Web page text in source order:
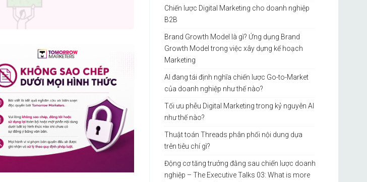
Chiến lược Digital Marketing cho doanh nghiệp
B2B
Brand Growth Model là gì? Ứng dụng Brand
Growth Model trong việc xây dựng kế hoạch
Marketing
AI đang tái định nghĩa chiến lược Go-to-Market
của doanh nghiệp như thế nào?
Tối ưu phễu Digital Marketing trong kỷ nguyên AI
như thế nào?
Thuật toán Threads phân phối nội dung dựa
trên tiêu chí gì?
Động cơ tăng trưởng đằng sau chiến lược doanh
nghiệp – The Executive Talks 03: What is more